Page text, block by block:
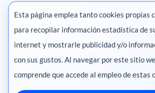
Contáctanos
Marketing digital
Pharma
Esta página emplea tanto cookies propias
para recopilar información estadística de
internet y mostrarle publicidad y/o
con sus gustos. Al navegar por este sitio
comprende que accede al empleo de estas